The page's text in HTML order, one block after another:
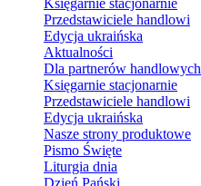
Księgarnie stacjonarnie
Przedstawiciele handlowi
Edycja ukraińska
Aktualności
Dla partnerów handlowych
Księgarnie stacjonarnie
Przedstawiciele handlowi
Edycja ukraińska
Nasze strony produktowe
Pismo Święte
Liturgia dnia
Dzień Pański